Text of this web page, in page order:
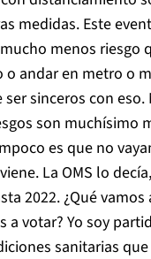
medidas. Este
menos riesgo
o andar en metro o
sinceros con eso.
son muchísimo
es que no
La OMS lo
2022. ¿Qué vamos
a votar? Yo soy
sanitarias